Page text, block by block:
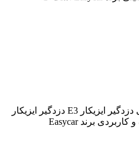
دزدگیر ایزیکار مدل E3 معرفی دزدگیر ایزیکار E3 دزدگیر ایزیکار